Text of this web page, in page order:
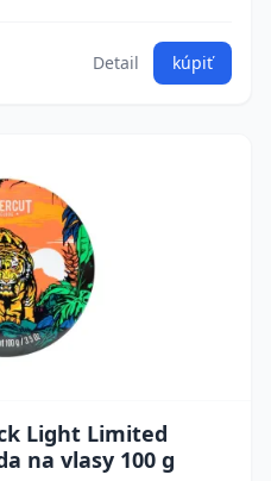
Detail kúpiť
Light Limited
na vlasy 100 g